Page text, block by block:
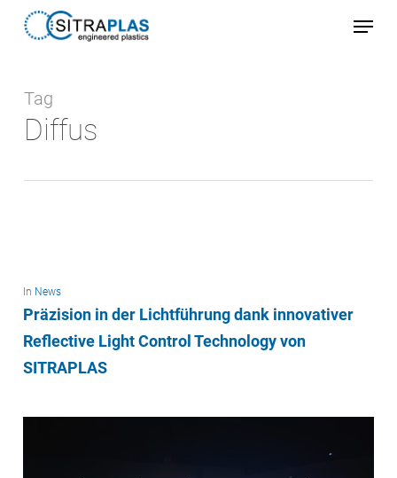
Skip
content
Menu
Tag
Diffus
In News
Präzision in der Lichtführung dank innovativer
Reflective Light Control Technology von
SITRAPLAS